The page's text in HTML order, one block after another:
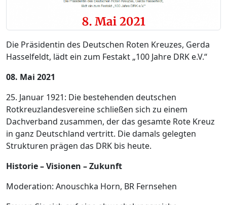
Die Präsidentin des Deutschen Roten Kreuzes, Gerda
Hasselfeldt, lädt ein zum Festakt „100 Jahre DRK e.V.“
08. Mai 2021
25. Januar 1921: Die bestehenden deutschen
Rotkreuzlandesvereine schließen sich zu einem
Dachverband zusammen, der das gesamte Rote Kreuz
in ganz Deutschland vertritt. Die damals gelegten
Strukturen prägen das DRK bis heute.
Historie – Visionen – Zukunft
Moderation: Anouschka Horn, BR Fernsehen